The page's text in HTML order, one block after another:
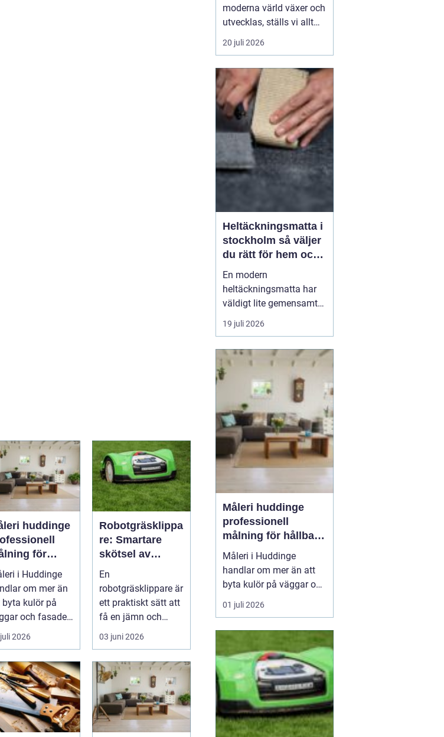
huddinge
för
resultat
i Huddinge
om mer än
byta kulör på
och fasader.
genomtänkt
2026
Robotgräsklippa
re: Smartare
skötsel av
gräsmattan året
runt
En
robotgräsklippare är
ett praktiskt sätt att
få en jämn och
välm&ar...
03 juni 2026
moderna värld växer och
utvecklas, ställs vi allt
oftare inför utmaningar
när vi bygger i bergiga
kritisk betydelse inom
byggnation i sådana
landskap är be...
20 juli 2026
Heltäckningsmatta i
stockholm så väljer
du rätt för hem och
kontor
En modern
heltäckningsmatta har
väldigt lite gemensamt
med de plastiga,
svårstädade varianterna
och 80-talet. I dag
handlar textilgolv om
design, komfort och
smarta material som
både är slitstarka och
lättskötta. För den som
leta...
19 juli 2026
Måleri huddinge
professionell
målning för hållbara
resultat
Måleri i Huddinge
handlar om mer än att
byta kulör på väggar och
fasader. Ett genomtänkt
måleriarbete skyddar
slitage, skapar trivsel
inomhus och kan
samtidigt höja värdet på
bostaden. För den som
planerar en renovering,
ommålning...
01 juli 2026